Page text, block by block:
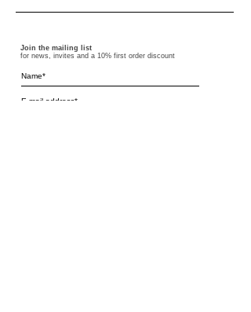
Join the mailing list
for news, invites and a 10% first order discount